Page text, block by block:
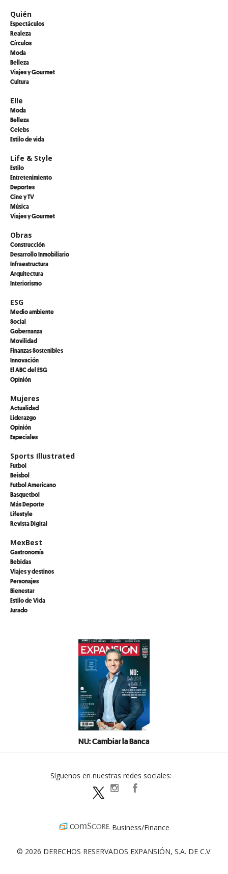
Quién
Espectáculos
Realeza
Círculos
Moda
Belleza
Viajes y Gourmet
Cultura
Elle
Moda
Belleza
Celebs
Estilo de vida
Life & Style
Estilo
Entretenimiento
Deportes
Cine y TV
Música
Viajes y Gourmet
Obras
Construcción
Desarrollo Inmobiliario
Infraestructura
Arquitectura
Interiorismo
ESG
Medio ambiente
Social
Gobernanza
Movilidad
Finanzas Sostenibles
Innovación
El ABC del ESG
Opinión
Mujeres
Actualidad
Liderazgo
Opinión
Especiales
Sports Illustrated
Futbol
Beisbol
Futbol Americano
Basquetbol
Más Deporte
Lifestyle
Revista Digital
MexBest
Gastronomía
Bebidas
Viajes y destinos
Personajes
Bienestar
Estilo de Vida
Jurado
NU: Cambiar la Banca
Síguenos en nuestras redes sociales:
expansionpolitica
Business/Finance
© 2026 DERECHOS RESERVADOS EXPANSIÓN, S.A. DE C.V.